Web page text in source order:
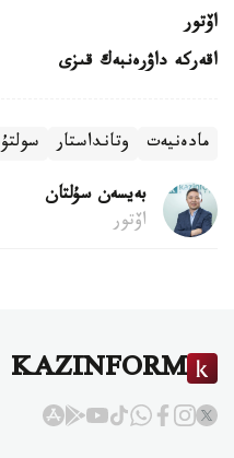
اۆتور
اقەركە داۋرەنبەك قىزى
مادەنيەت وتانداستار
بەيسەن سۇلتان
اۆتور
KAZINFORM